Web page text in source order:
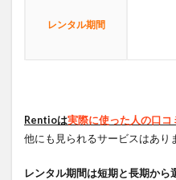
レンタル期間
Rentioは実際に使った人の口コ
他にも見られるサービスはあり
レンタル期間は短期と長期から